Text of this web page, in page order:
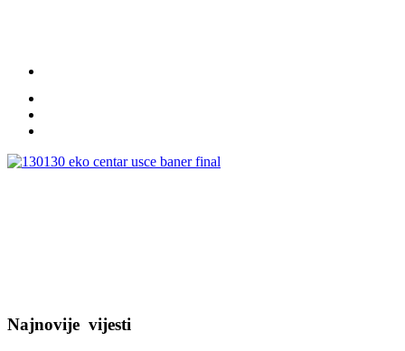
Najnovije vijesti